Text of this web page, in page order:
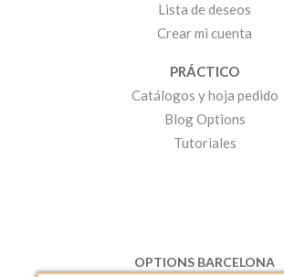
Lista de deseos
Crear mi cuenta
PRÁCTICO
Catálogos y hoja pedido
Blog Options
Tutoriales
OPTIONS BARCELONA